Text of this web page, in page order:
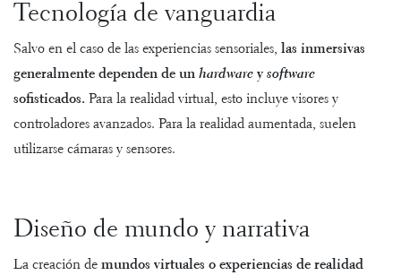
Tecnología de vanguardia
Salvo en el caso de las experiencias sensoriales, las inmersivas
generalmente dependen de un hardware y software
sofisticados. Para la realidad virtual, esto incluye visores y
controladores avanzados. Para la realidad aumentada, suelen
utilizarse cámaras y sensores.
Diseño de mundo y narrativa
La creación de mundos virtuales o experiencias de realidad